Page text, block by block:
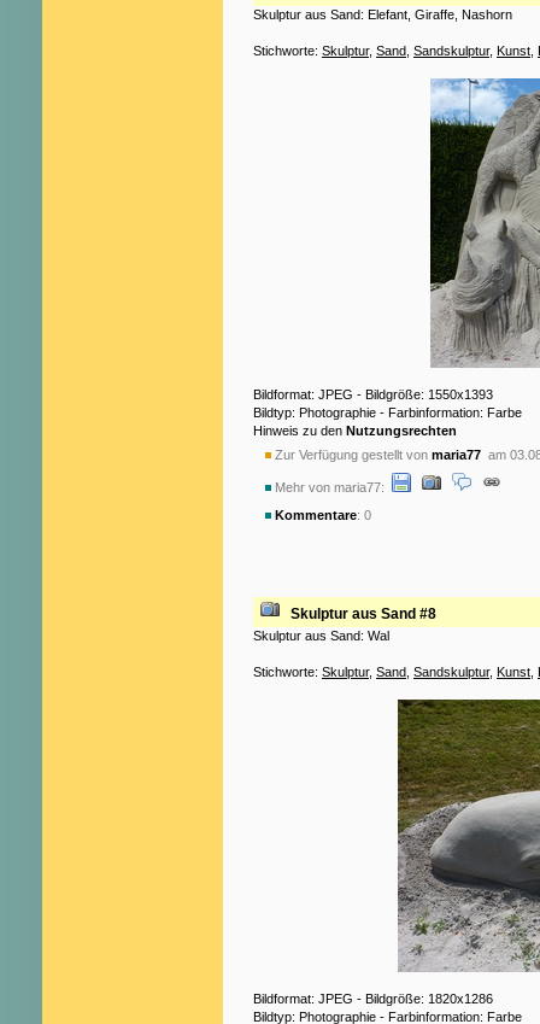
Skulptur aus Sand: Elefant, Giraffe, Nashorn
Stichworte: Skulptur, Sand Sandskulptur, Kunst
Bildformat: JPEG - Bildgröße: 1550x1393
Bildtyp: Photographie - Farbinformation: Farbe
Hinweis zu den Nutzungsrechten
Zur Verfügung gestellt von maria77 am
Mehr von maria77:
Kommentare: 0
Skulptur aus Sand #8
Skulptur aus Sand: Wal
Stichworte: Skulptur, Sand Sandskulptur, Kunst
Bildformat: JPEG - Bildgröße: 1820x1286
Bildtyp: Photographie - Farbinformation: Farbe